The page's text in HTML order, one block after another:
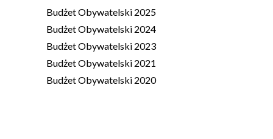
Budżet Obywatelski 2025
Budżet Obywatelski 2024
Budżet Obywatelski 2023
Budżet Obywatelski 2021
Budżet Obywatelski 2020